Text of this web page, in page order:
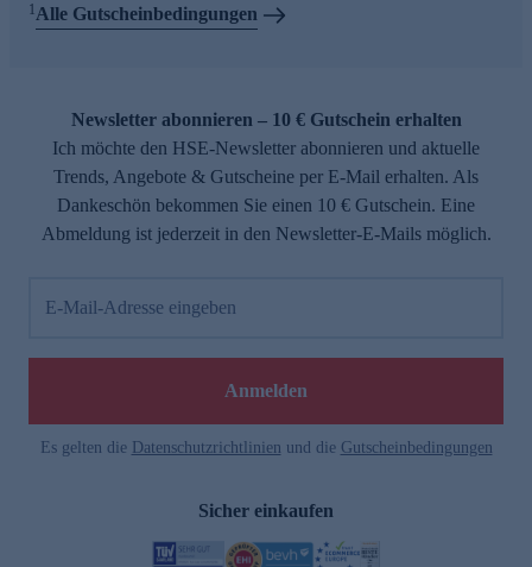
1Alle Gutscheinbedingungen
Newsletter abonnieren – 10 € Gutschein erhalten
Ich möchte den HSE-Newsletter abonnieren und aktuelle
Trends, Angebote & Gutscheine per E-Mail erhalten. Als
Dankeschön bekommen Sie einen 10 € Gutschein. Eine
Abmeldung ist jederzeit in den Newsletter-E-Mails möglich.
E-Mail-Adresse eingeben
Anmelden
Es gelten die Datenschutzrichtlinien und die Gutscheinbedingungen
Sicher einkaufen